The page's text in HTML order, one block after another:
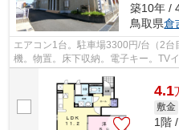
築10年 /
鳥取県倉
エアコン1台。駐車場3300円/台（2
機。物置。床下収納。電子キー。TV
化粧台。南向きバルコニー。クローゼ
4.1
敷金
1階